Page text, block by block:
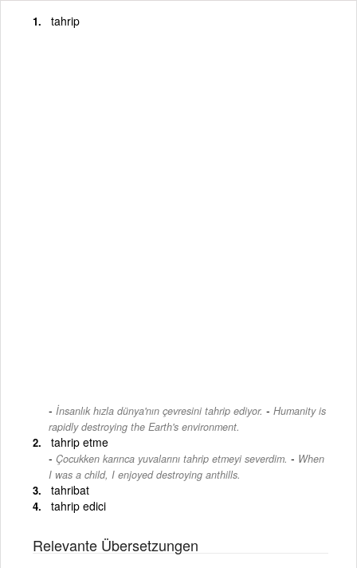
tahrip
İnsanlık hızla dünya'nın çevresini tahrip ediyor. - Humanity is
rapidly destroying the Earth's environment.
tahrip etme
Çocukken karınca yuvalarını tahrip etmeyi severdim. - When
I was a child, I enjoyed destroying anthills.
tahribat
tahrip edici
Relevante Übersetzungen